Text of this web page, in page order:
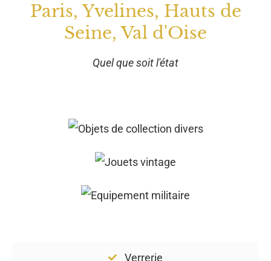
Paris, Yvelines, Hauts de
Seine, Val d'Oise
Quel que soit l'état
Verrerie